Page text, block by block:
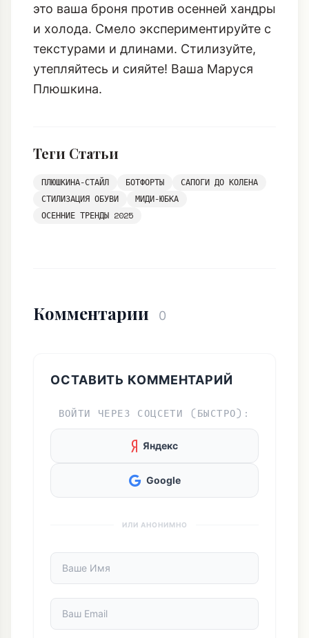
это ваша броня против осенней хандры
и холода. Смело экспериментируйте с
текстурами и длинами. Стилизуйте,
утепляйтесь и сияйте! Ваша Маруся
Плюшкина.
Теги Статьи
ПЛЮШКИНА-СТАЙЛ БОТФОРТЫ
САПОГИ ДО КОЛЕНА
СТИЛИЗАЦИЯ ОБУВИ
МИДИ-ЮБКА
ОСЕННИЕ ТРЕНДЫ 2025
Комментарии 0
ОСТАВИТЬ КОММЕНТАРИЙ
ВОЙТИ ЧЕРЕЗ СОЦСЕТИ (БЫСТРО):
Яндекс
Google
ИЛИ АНОНИМНО